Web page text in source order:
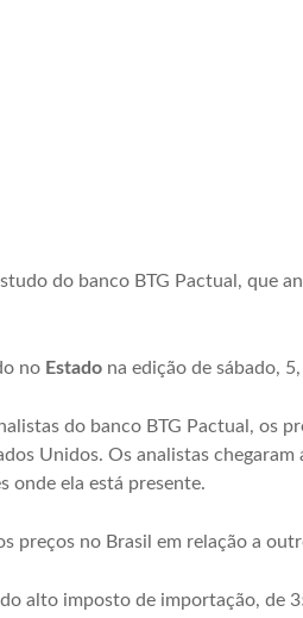
do banco BTG Pactual, que
noEstadona edição de sábado,
do banco BTG Pactual, os
Unidos. Os analistas
onde ela está presente.
preços no Brasil em relação a
alto imposto de importação, de